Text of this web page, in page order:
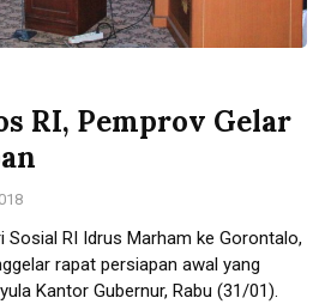
RI, Pemprov Gelar
Sosial RI Idrus Marham ke Gorontalo,
rapat persiapan awal yang
Kantor Gubernur, Rabu (31/01).